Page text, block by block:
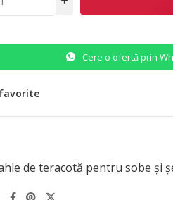
Cere o ofertă prin
de teracotă pentru sobe și